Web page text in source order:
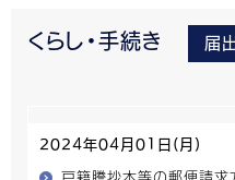
くらし・手続き 届
2024年04月01日(月)